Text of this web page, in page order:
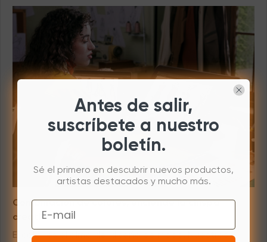
formas de los productos, plasmar con precisión sus
ideas y liderar las tendencias de diseño futuras.
Combinación de colores, enciende la chispa
creativa
El color es el alma del diseño de moda. Nuestros
Antes de salir,
suscríbete a nuestro
boletín.
Sé el primero en descubrir nuevos productos,
artistas destacados y mucho más.
Email